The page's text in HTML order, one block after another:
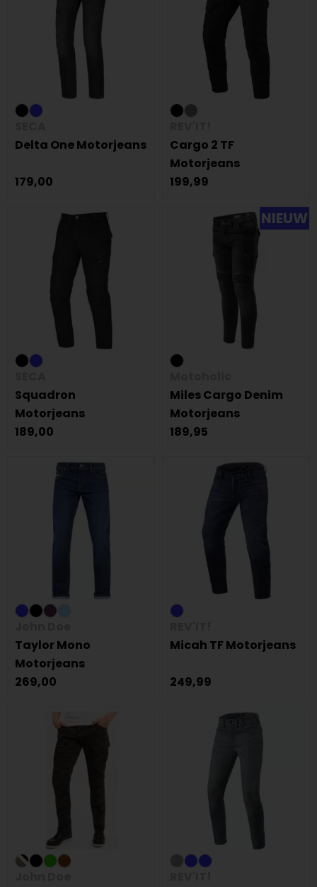
Delta One Motorjeans
179,00
Cargo 2 TF
Motorjeans
199,99
Squadron
Motorjeans
189,00
NIEUW
Miles Cargo Denim
Motorjeans
189,95
Taylor Mono
Motorjeans
269,00
Micah TF Motorjeans
249,99